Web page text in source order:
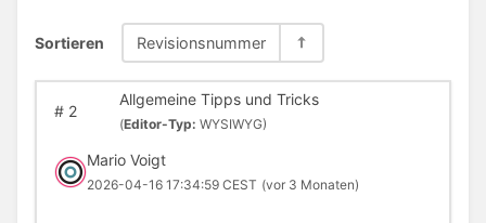
Sortieren Revisionsnummer
#2
Allgemeine Tipps und Tricks
(Editor-Typ: WYSIWYG)
Mario Voigt
2026-04-16 17:34:59 CEST (vor 3 Monaten)